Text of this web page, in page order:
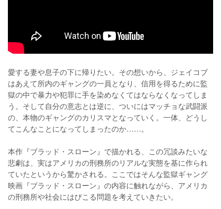
愛する妻や息子の下に帰りたい。その想いから、ジェイコブ
はあえて所内のギャングの一員となり、信用を得るために監
獄の中で暴力や犯罪に手を染めなくてはならなくなってしま
う。そして自分の意志とは逆に、ついにはマッチョな武闘派
の、本物のギャングのカリスマとなっていく。一体、どうし
てこんなことになってしまったのか……。
本作『ブラッド・スローン』で描かれる、この冗談みたいな
悲劇は、実はアメリカの刑務所のリアルな実態を基に作られ
ていたというから驚かされる。ここではそんな監獄ギャング
映画『ブラッド・スローン』の内容に触れながら、アメリカ
の刑務所や社会にはびこる問題を考えていきたい。